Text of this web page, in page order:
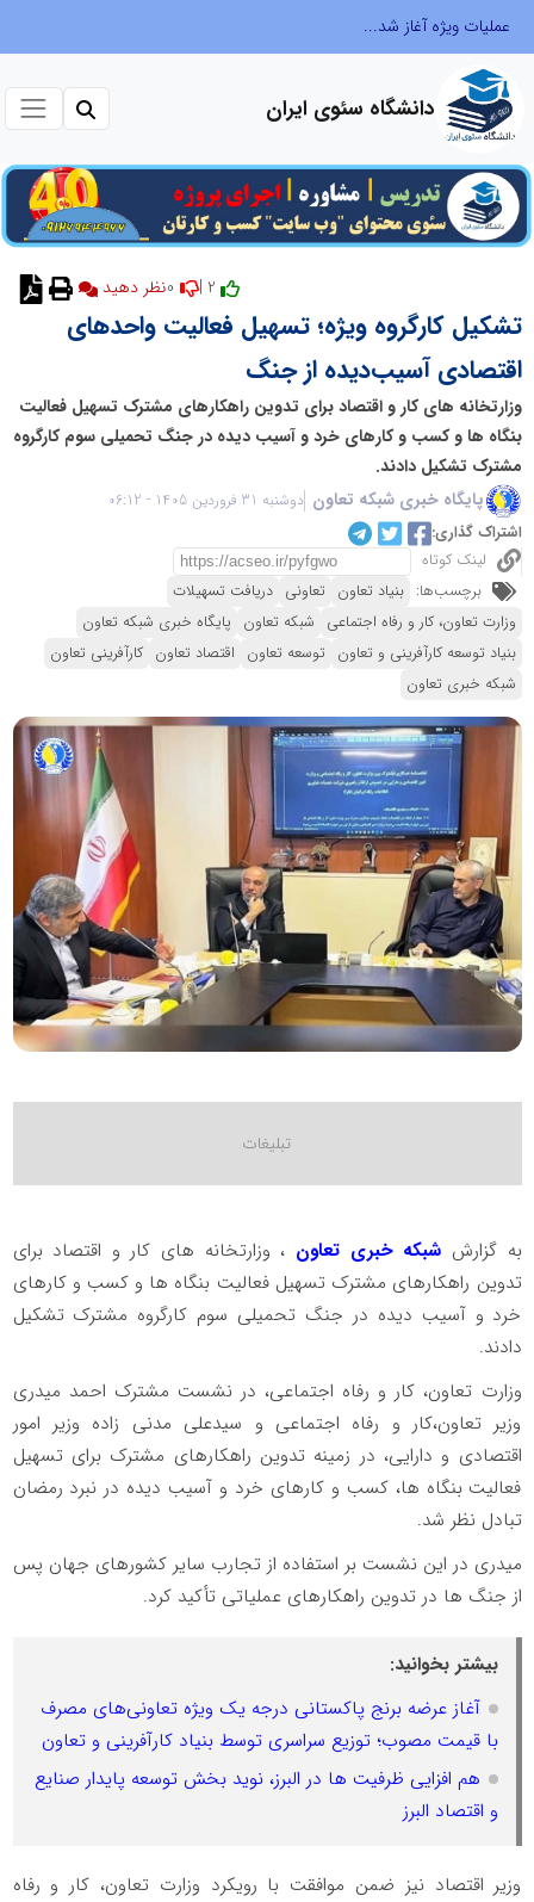
عملیات ویژه آغاز شد...
دانشگاه سئوی ایران
نظر دهید
تشکیل کارگروه ویژه؛ تسهیل فعالیت واحدهای
اقتصادی آسیب‌دیده از جنگ
وزارتخانه های کار و اقتصاد برای تدوین راهکارهای مشترک تسهیل فعالیت
بنگاه ها و کسب و کارهای خرد و آسیب دیده در جنگ تحمیلی سوم کارگروه
مشترک تشکیل دادند.
پایگاه خبری شبکه تعاون دوشنبه 31 فروردین 1405 - 06:12
اشتراک گذاری:
لینک کوتاه
برچسب‌ها: بنیاد تعاون تعاونی دریافت تسهیلات
وزارت تعاون، کار و رفاه اجتماعی شبکه تعاون پایگاه خبری شبکه تعاون
بنیاد توسعه کارآفرینی و تعاون توسعه تعاون اقتصاد تعاون کارآفرینی تعاون
شبکه خبری تعاون
به گزارش شبکه خبری تعاون ، وزارتخانه های کار و اقتصاد برای
تدوین راهکارهای مشترک تسهیل فعالیت بنگاه ها و کسب و کارهای
خرد و آسیب دیده در جنگ تحمیلی سوم کارگروه مشترک تشکیل
دادند.
وزارت تعاون، کار و رفاه اجتماعی، در نشست مشترک احمد میدری
وزیر تعاون،کار و رفاه اجتماعی و سیدعلی مدنی زاده وزیر امور
اقتصادی و دارایی، در زمینه تدوین راهکارهای مشترک برای تسهیل
فعالیت بنگاه ها، کسب و کارهای خرد و آسیب دیده در نبرد رمضان
تبادل نظر شد.
میدری در این نشست بر استفاده از تجارب سایر کشورهای جهان پس
از جنگ ها در تدوین راهکارهای عملیاتی تأکید کرد.
بیشتر بخوانید:
آغاز عرضه برنج پاکستانی درجه یک ویژه تعاونی‌های مصرف
با قیمت مصوب؛ توزیع سراسری توسط بنیاد کارآفرینی و تعاون
هم افزایی ظرفیت ها در البرز، نوید بخش توسعه پایدار صنایع
و اقتصاد البرز
وزیر اقتصاد نیز ضمن موافقت با رویکرد وزارت تعاون، کار و رفاه